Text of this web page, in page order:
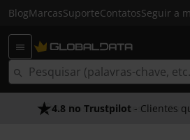
BlogMarcasSuporteContatosSeguir a
4.8 no Trustpilot - Clientes